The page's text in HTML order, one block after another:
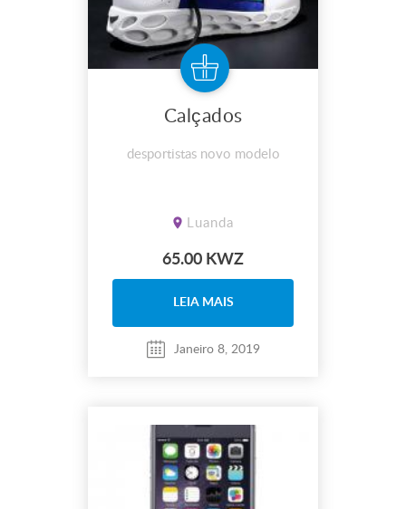
Calçados
desportistas novo modelo
Luanda
65.00 KWZ
LEIA MAIS
Janeiro 8, 2019